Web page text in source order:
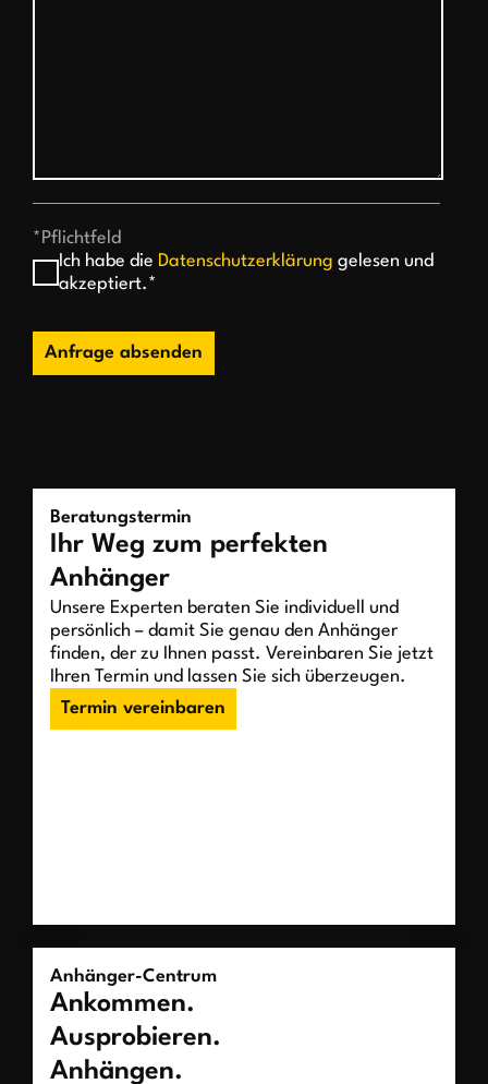
*Pflichtfeld
Ich habe die Datenschutzerklärung gelesen und
akzeptiert.*
Anfrage absenden
Beratungstermin
Ihr Weg zum perfekten
Anhänger
Unsere Experten beraten Sie individuell und
persönlich – damit Sie genau den Anhänger
finden, der zu Ihnen passt. Vereinbaren Sie jetzt
Ihren Termin und lassen Sie sich überzeugen.
Termin vereinbaren
Anhänger-Centrum
Ankommen.
Ausprobieren.
Anhängen.